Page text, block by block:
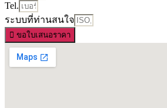
Tel.
ระบบที่ท่านสนใจ
ขอใบเสนอราคา